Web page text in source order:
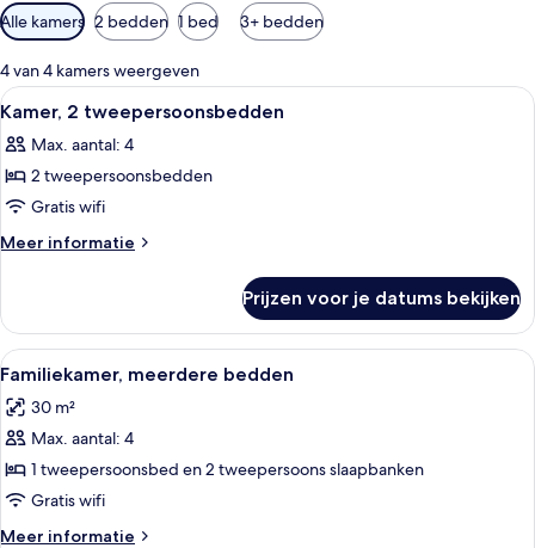
Beschikbare
filters
voor
kamers
Alle kamers 2 bedden 1 bed 3+ bedden
4 van 4 kamers weergeven
Alle
foto's
voor
Kamer,
2
tweepersoonsbedden
Een hotelkamer met een groot bed,
4
Kamer, 2 tweepersoonsbedden
Max. aantal: 4
2 tweepersoonsbedden
Gratis wifi
Meer informatie
Meer
2
tweepersoonsbedden
Prijzen voor je datums bekijken
Alle
foto's
voor
Familiekamer,
meerdere
bedden
laden
Een moderne woonkamer met een
3
Familiekamer, meerdere bedden
30 m²
Max. aantal: 4
1 tweepersoonsbed en 2 tweepersoons slaapbanken
Gratis wifi
Meer informatie
Meer